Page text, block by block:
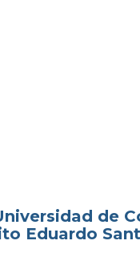
de
Eduardo